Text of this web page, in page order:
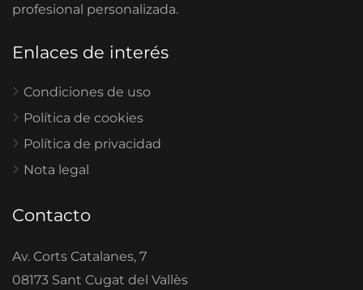
profesional personalizada.
Enlaces de interés
Condiciones de uso
Política de cookies
Política de privacidad
Nota legal
Contacto
Av. Corts Catalanes, 7
08173 Sant Cugat del Vallès